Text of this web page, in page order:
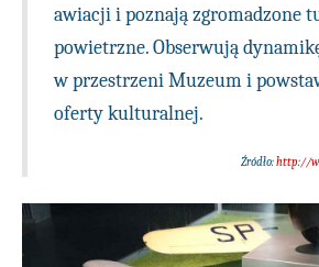
awiacji i poznają zgromadzone
powietrzne. Obserwują
w przestrzeni Muzeum i
oferty kulturalnej.
Źródło:http://